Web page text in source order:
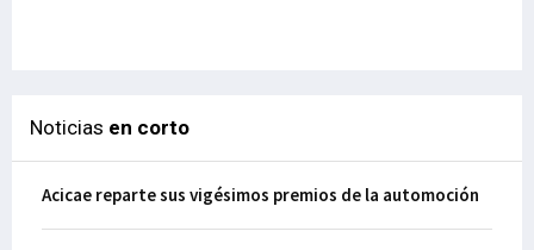
Noticias en corto
Acicae reparte sus vigésimos premios de la automoción